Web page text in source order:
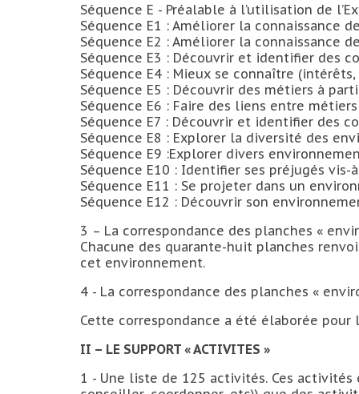
Séquence E - Préalable à l’utilisation de
Séquence E1 : Améliorer la connaissance
Séquence E2 : Améliorer la connaissance
Séquence E3 : Découvrir et identifier des
Séquence E4 : Mieux se connaître
Séquence E5 : Découvrir des métiers à
Séquence E6 : Faire des liens entre
Séquence E7 : Découvrir et identifier des
Séquence E8 : Explorer la diversité des
Séquence E9 :Explorer divers
Séquence E10 : Identifier ses préjugés vis-
Séquence E11 : Se projeter dans un
Séquence E12 : Découvrir son
3 – La correspondance des planches «
Chacune des quarante-huit planches
cet environnement.
4 - La correspondance des planches «
Cette correspondance a été élaborée
II – LE SUPPORT « ACTIVITES »
1 - Une liste de 125 activités. Ces